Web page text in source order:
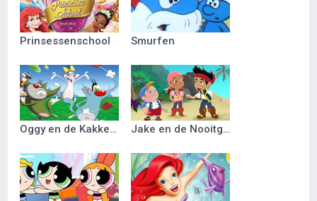
Prinsessenschool Smurfen
Oggy en de Kakkerlakken Jake en de Nooitgedacht Piraten